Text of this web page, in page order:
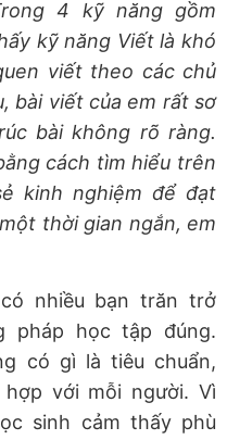
4 kỹ năng gồm
kỹ năng Viết là khó
viết theo các chủ
bài viết của em rất sơ
bài không rõ ràng.
cách tìm hiểu trên
kinh nghiệm để đạt
thời gian ngắn, em
nhiều bạn trăn trở
pháp học tập đúng.
có gì là tiêu chuẩn,
với mỗi người. Vì
sinh cảm thấy phù